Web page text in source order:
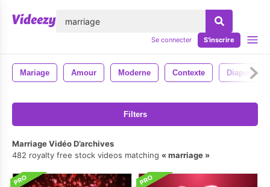
Se connecter S'inscrire
Mariage Amour Moderne Contexte Diaporama
Filters
Marriage Vidéo D’archives
482 royalty free stock videos matching
marriage